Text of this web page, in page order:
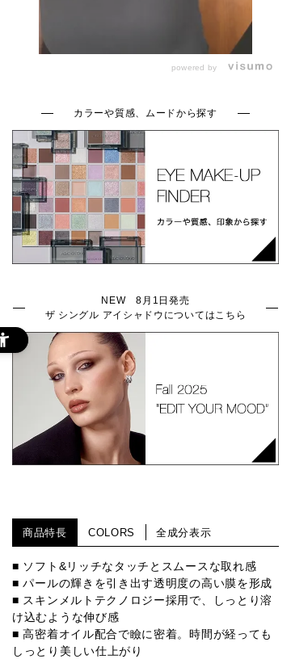
powered by
カラーや質感、ムードから探す
NEW 8月1日発売
ザ シングル アイシャドウについてはこちら
商品特長 COLORS 全成分表示
■ ソフト&リッチなタッチとスムースな取れ感
■ パールの輝きを引き出す透明度の高い膜を形成
■ スキンメルトテクノロジー採用で、しっとり溶
け込むような伸び感
■ 高密着オイル配合で瞼に密着。時間が経っても
しっとり美しい仕上がり